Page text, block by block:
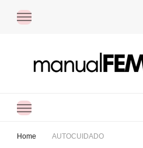
Home AUTOCUIDADO